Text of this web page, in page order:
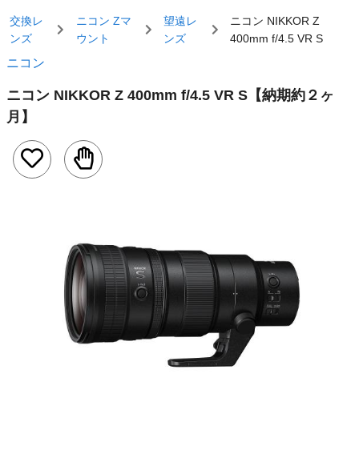
交換レ
ンズ
ニコン Zマ
ウント
望遠レ
ンズ
ニコン NIKKOR Z
400mm f/4.5 VR S
ニコン
ニコン NIKKOR Z 400mm f/4.5 VR S 【納期約２ヶ
月】